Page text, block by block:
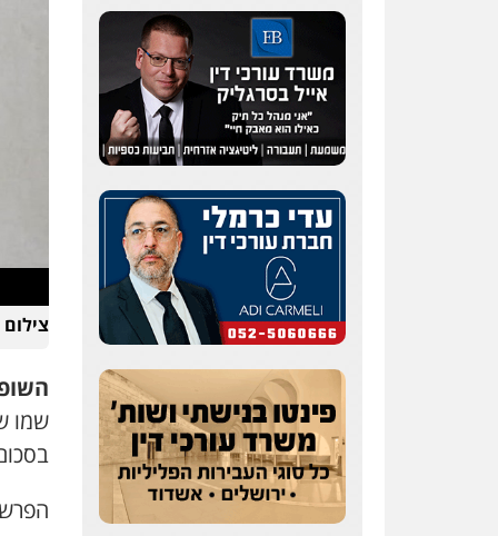
עו"ד אייל אוחיון
פלילי עורכי דין לענייני
אסירים מעצרים וחקירות
0523602602
עו"ד אשרף שחאדה
פלילי פשיעה חמורה
מעצרים וחקירות תעבורה
0549535659
רעות כהן – משרד עורכי
צילום
שמו
בסכום